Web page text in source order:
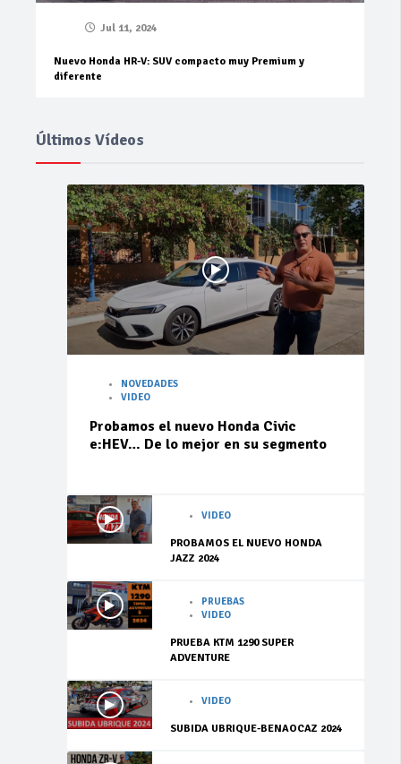
Jul 11, 2024
Nuevo Honda HR-V: SUV compacto muy Premium y
diferente
Últimos Vídeos
NOVEDADES
VIDEO
Probamos el nuevo Honda Civic
e:HEV… De lo mejor en su segmento
VIDEO
PROBAMOS EL NUEVO HONDA
JAZZ 2024
PRUEBAS
VIDEO
PRUEBA KTM 1290 SUPER
ADVENTURE
VIDEO
SUBIDA UBRIQUE-BENAOCAZ 2024